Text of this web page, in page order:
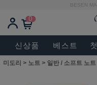
BESEN
0
신상품 베스트
미도리 > 노트 > 일반 / 소프트 노트